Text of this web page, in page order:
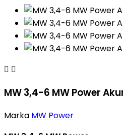
 
MW 3,4-6 MW Power
Marka MW Power